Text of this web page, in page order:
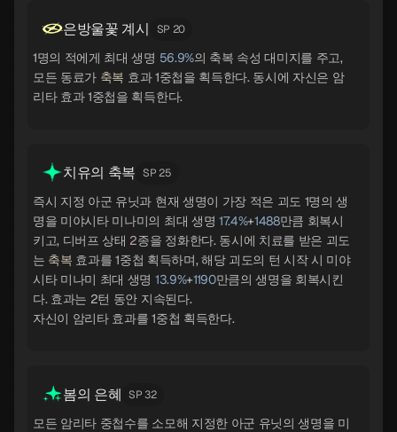
은방울꽃 계시 SP 20
1명의 적에게 최대 생명 56.9%의 축복 속성 대미지를 주고,
모든 동료가 축복 효과 1중첩을 획득한다. 동시에 자신은 암
리타 효과 1중첩을 획득한다.
치유의 축복 SP 25
즉시 지정 아군 유닛과 현재 생명이 가장 적은 괴도 1명의 생
명을 미야시타 미나미의 최대 생명 17.4%+1488만큼 회복시
키고, 디버프 상태 2종을 정화한다. 동시에 치료를 받은 괴도
는 축복 효과를 1중첩 획득하며, 해당 괴도의 턴 시작 시 미야
시타 미나미 최대 생명 13.9%+1190만큼의 생명을 회복시킨
다. 효과는 2턴 동안 지속된다.
자신이 암리타 효과를 1중첩 획득한다.
봄의 은혜 SP 32
모든 암리타 중첩수를 소모해 지정한 아군 유닛의 생명을 미